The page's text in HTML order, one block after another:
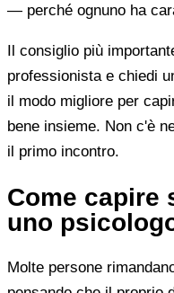
— perché ognuno ha
Il consiglio più
professionista e chiedi
il modo migliore per
bene insieme. Non c'è
il primo incontro.
Come capire
uno
Molte persone